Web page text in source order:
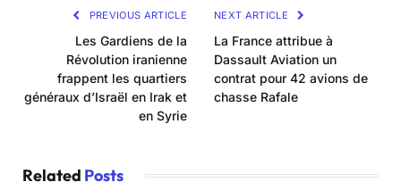
PREVIOUS ARTICLE
Les Gardiens de la
Révolution iranienne
frappent les quartiers
généraux d’Israël en Irak et
en Syrie
NEXT ARTICLE
La France attribue à
Dassault Aviation un
contrat pour 42 avions de
chasse Rafale
Related Posts